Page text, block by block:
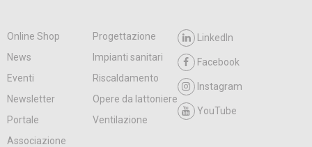
Online Shop
Progettazione
News
Impianti sanitari
Eventi
Riscaldamento
Newsletter
Opere da lattoniere
Portale
Ventilazione
LinkedIn
Facebook
Instagram
YouTube
Associazione